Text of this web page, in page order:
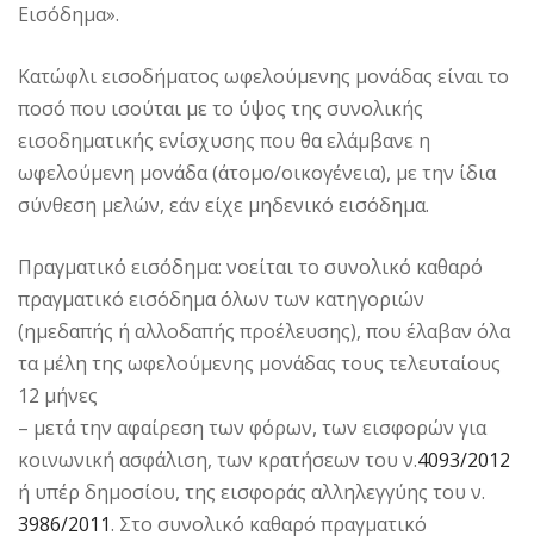
Εισόδημα».
Κατώφλι εισοδήματος ωφελούμενης μονάδας είναι το
ποσό που ισούται με το ύψος της συνολικής
εισοδηματικής ενίσχυσης που θα ελάμβανε η
ωφελούμενη μονάδα (άτομο/οικογένεια), με την ίδια
σύνθεση μελών, εάν είχε μηδενικό εισόδημα.
Πραγματικό εισόδημα: νοείται το συνολικό καθαρό
πραγματικό εισόδημα όλων των κατηγοριών
(ημεδαπής ή αλλοδαπής προέλευσης), που έλαβαν όλα
τα μέλη της ωφελούμενης μονάδας τους τελευταίους
12 μήνες
– μετά την αφαίρεση των φόρων, των εισφορών για
κοινωνική ασφάλιση, των κρατήσεων του ν.4093/2012
ή υπέρ δημοσίου, της εισφοράς αλληλεγγύης του ν.
3986/2011. Στο συνολικό καθαρό πραγματικό